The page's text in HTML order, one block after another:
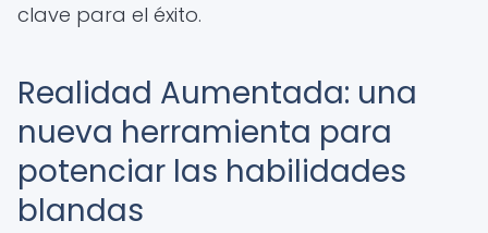
clave para el éxito.
Realidad Aumentada: una
nueva herramienta para
potenciar las habilidades
blandas